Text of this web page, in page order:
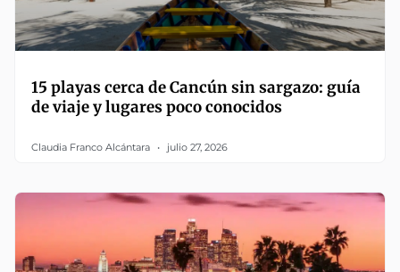
15 playas cerca de Cancún sin sargazo: guía
de viaje y lugares poco conocidos
Claudia Franco Alcántara julio 27, 2026